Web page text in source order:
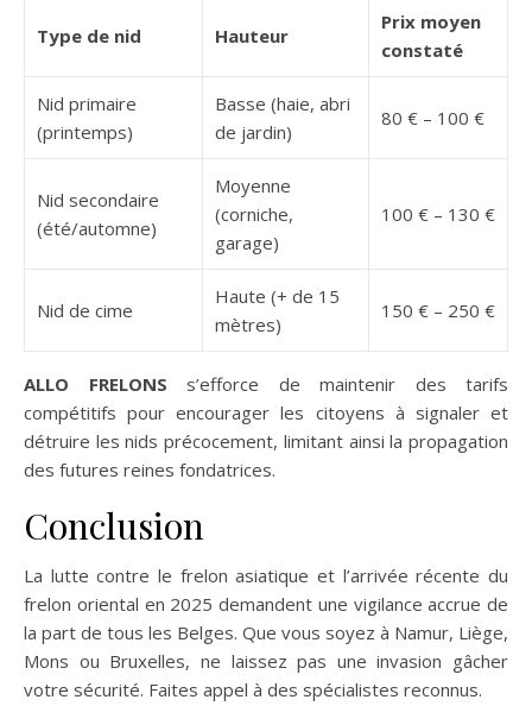
Type de nid Hauteur
Prix moyen
constaté
Nid primaire
(printemps)
Basse (haie, abri
de jardin)
80 € – 100 €
Nid secondaire
(été/automne)
Moyenne
(corniche,
garage)
100 € – 130 €
Nid de cime
Haute (+ de 15
mètres)
150 € – 250 €
ALLO FRELONS s’efforce de maintenir des tarifs
compétitifs pour encourager les citoyens à signaler et
détruire les nids précocement, limitant ainsi la propagation
des futures reines fondatrices.
Conclusion
La lutte contre le frelon asiatique et l’arrivée récente du
frelon oriental en 2025 demandent une vigilance accrue de
la part de tous les Belges. Que vous soyez à Namur, Liège,
Mons ou Bruxelles, ne laissez pas une invasion gâcher
votre sécurité. Faites appel à des spécialistes reconnus.